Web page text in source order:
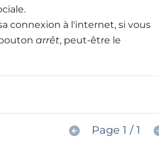
connexion à l'internet, si vous
arrêt, peut-être le
Page 1 / 1